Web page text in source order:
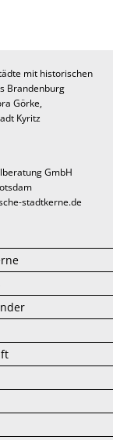
mit historischen
Brandenburg
Görke,
Kyritz
GmbH
stadtkerne.de